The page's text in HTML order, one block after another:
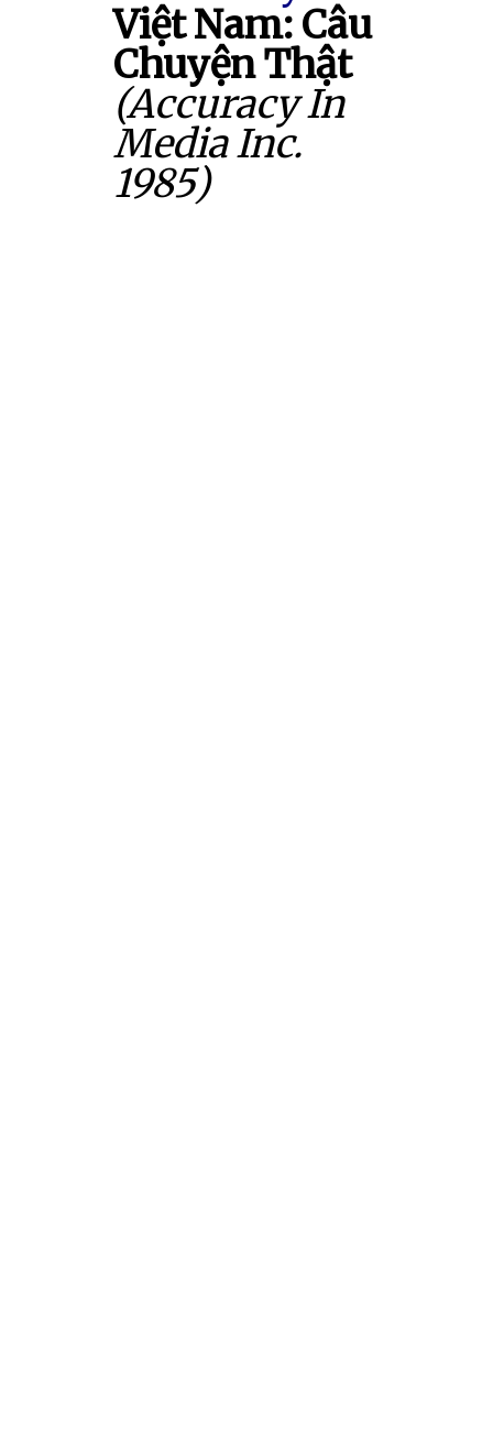
Việt Nam: Câu
Chuyện Thật
(Accuracy In
Media Inc.
1985)